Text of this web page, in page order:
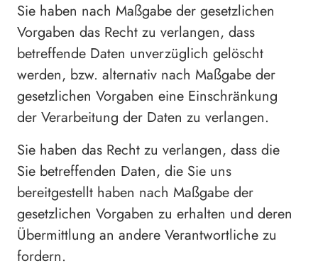
Sie haben nach Maßgabe der gesetzlichen
Vorgaben das Recht zu verlangen, dass
betreffende Daten unverzüglich gelöscht
werden, bzw. alternativ nach Maßgabe der
gesetzlichen Vorgaben eine Einschränkung
der Verarbeitung der Daten zu verlangen.
Sie haben das Recht zu verlangen, dass die
Sie betreffenden Daten, die Sie uns
bereitgestellt haben nach Maßgabe der
gesetzlichen Vorgaben zu erhalten und deren
Übermittlung an andere Verantwortliche zu
fordern.